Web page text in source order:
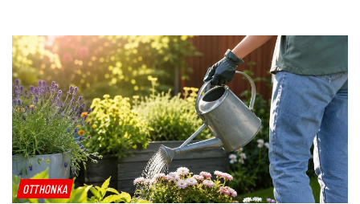
OTTHONKA